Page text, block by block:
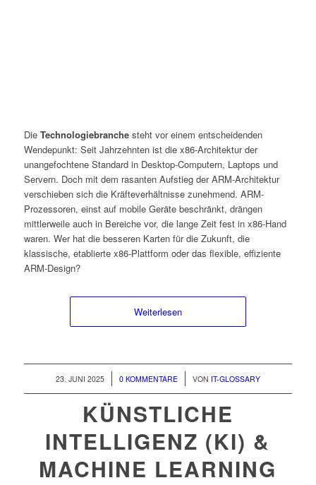
Die Technologiebranchesteht vor einem entscheidenden
Wendepunkt: Seit Jahrzehnten ist die x86-Architektur der
unangefochtene Standard in Desktop-Computern, Laptops und
Servern. Doch mit dem rasanten Aufstieg der ARM-Architektur
verschieben sich die Kräfteverhältnisse zunehmend. ARM-
Prozessoren, einst auf mobile Geräte beschränkt, drängen
mittlerweile auch in Bereiche vor, die lange Zeit fest in x86-Hand
waren. Wer hat die besseren Karten für die Zukunft, die
klassische, etablierte x86-Plattform oder das flexible, effiziente
ARM-Design?
Weiterlesen
23. JUNI 2025
/ 0 KOMMENTARE
/ VON IT-GLOSSARY
KÜNSTLICHE
INTELLIGENZ (KI) &
MACHINE LEARNING